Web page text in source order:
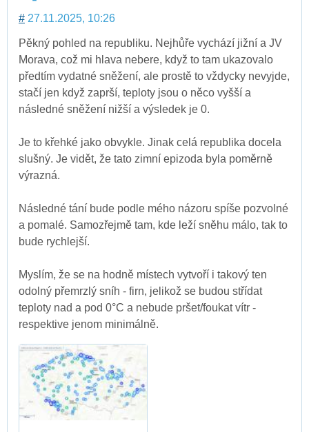
# 27.11.2025, 10:26
Pěkný pohled na republiku. Nejhůře vychází jižní a JV
Morava, což mi hlava nebere, když to tam ukazovalo
předtím vydatné sněžení, ale prostě to vždycky nevyjde,
stačí jen když zaprší, teploty jsou o něco vyšší a
následné sněžení nižší a výsledek je 0.
Je to křehké jako obvykle. Jinak celá republika docela
slušný. Je vidět, že tato zimní epizoda byla poměrně
výrazná.
Následné tání bude podle mého názoru spíše pozvolné
a pomalé. Samozřejmě tam, kde leží sněhu málo, tak to
bude rychlejší.
Myslím, že se na hodně místech vytvoří i takový ten
odolný přemrzlý sníh - firn, jelikož se budou střídat
teploty nad a pod 0°C a nebude pršet/foukat vítr -
respektive jenom minimálně.